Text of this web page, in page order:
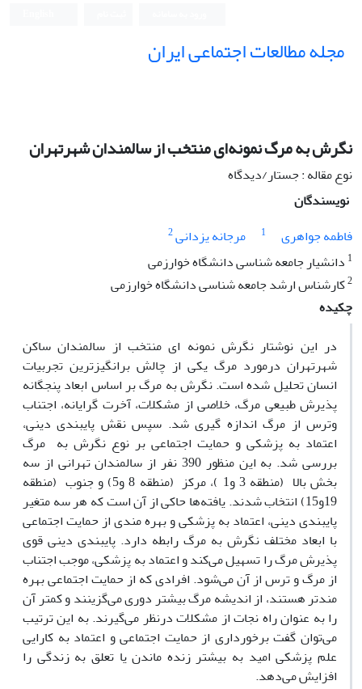
مجله مطالعات اجتماعی ایران
نگرش به مرگ نمونه‌ای منتخب از سالمندان شهرتهران
نوع مقاله : جستار/دیدگاه
نویسندگان
فاطمه جواهری
1 مرجانه یزدانی2
1 دانشیار جامعه شناسی دانشگاه خوارزمی
2کارشناس ارشد جامعه شناسی دانشگاه خوارزمی
چکیده
در این نوشتار نگرش نمونه ای منتخب از سالمندان ساکن
شهرتهران درمورد مرگ یکی از چالش برانگیزترین تجربیات
انسان تحلیل شده است. نگرش به مرگ بر اساس ابعاد پنجگانه
پذیرش طبیعی مرگ، خلاصی از مشکلات، آخرت گرایانه، اجتناب
وترس از مرگ اندازه گیری شد. سپس نقش پایبندی دینی،
اعتماد به پزشکی و حمایت اجتماعی بر نوع نگرش به مرگ
بررسی شد. به این منظور 390 نفر از سالمندان تهرانی از سه
بخش بالا (منطقه 3 و1 )، مرکز (منطقه 8 و5) و جنوب (منطقه
19و15) انتخاب شدند. یافته‌ها حاکی از آن است که هر سه متغیر
پایبندی دینی، اعتماد به پزشکی و بهره مندی از حمایت اجتماعی
با ابعاد مختلف نگرش به مرگ رابطه دارد. پایبندی دینی قوی
پذیرش مرگ را تسهیل می‌کند و اعتماد به پزشکی، موجب اجتناب
از مرگ و ترس از آن می‌شود. افرادی که از حمایت اجتماعی بهره
مندتر هستند، از اندیشه مرگ بیشتر دوری می‌گزینند و کمتر آن
را به عنوان راه نجات از مشکلات درنظر می‌گیرند. به این ترتیب
می‌توان گفت برخورداری از حمایت اجتماعی و اعتماد به کارایی
علم پزشکی امید به بیشتر زنده ماندن یا تعلق به زندگی را
افزایش می‌دهد.